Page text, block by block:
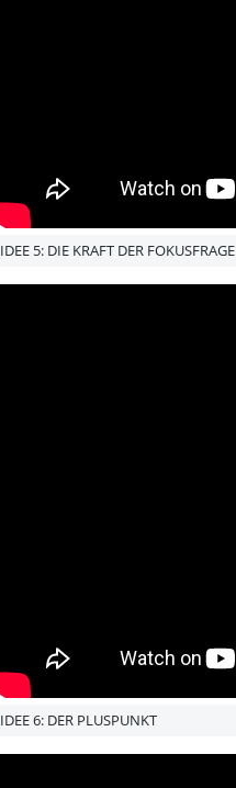
IDEE 5: DIE KRAFT DER FOKUSFRAGE
IDEE 6: DER PLUSPUNKT